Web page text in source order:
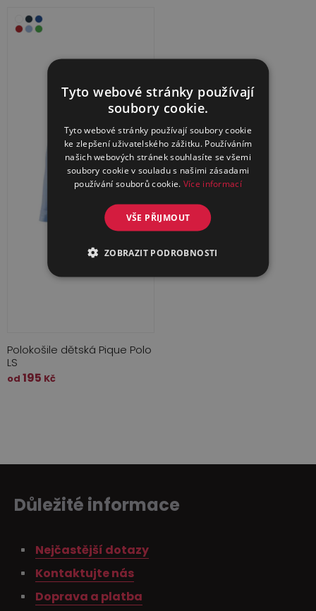
Polokošile dětská Pique Polo
LS
od 195 Kč
Důležité informace
Nejčastější dotazy
Kontaktujte nás
Doprava a platba
Tyto webové stránky používají
soubory cookie.
Tyto webové stránky používají soubory cookie
ke zlepšení uživatelského zážitku. Používáním
našich webových stránek souhlasíte se všemi
soubory cookie v souladu s našimi zásadami
používání souborů cookie. Více informací
VŠE PŘIJMOUT
ZOBRAZIT PODROBNOSTI